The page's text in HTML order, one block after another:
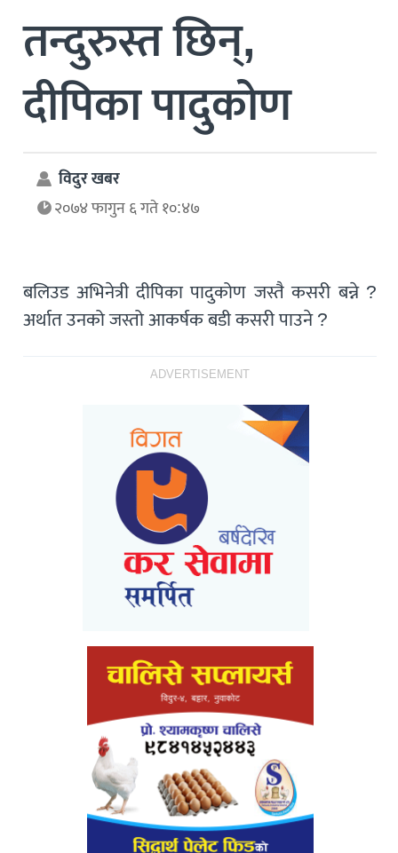
तन्दुरुस्त छिन्,
दीपिका पादुकोण
विदुर खबर
२०७४ फागुन ६ गते १०:४७
बलिउड अभिनेत्री दीपिका पादुकोण जस्तै कसरी बन्ने ?
अर्थात उनको जस्तो आकर्षक बडी कसरी पाउने ?
ADVERTISEMENT